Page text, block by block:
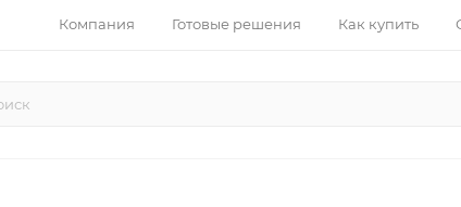
Компания Готовые решения Как купить